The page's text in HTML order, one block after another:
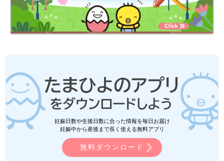
妊娠日数や生後日数に合った情報を毎日お届け
妊娠中から産後まで長く使える無料アプリ
無料ダウンロード